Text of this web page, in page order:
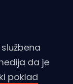
da je
poklad